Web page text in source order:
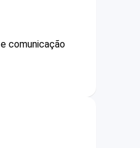
comunicação